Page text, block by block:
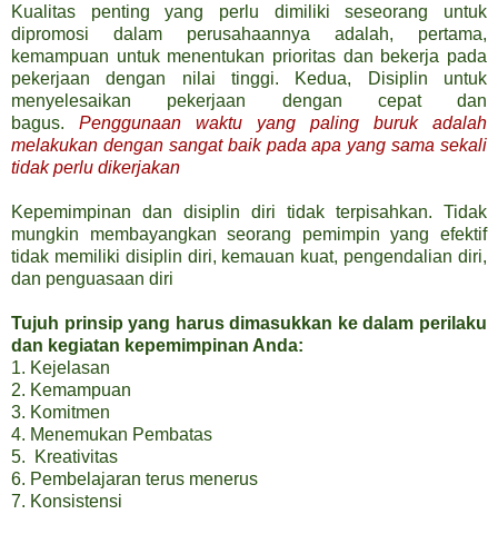
Kualitas penting yang perlu dimiliki seseorang untuk
dipromosi dalam perusahaannya adalah, pertama,
kemampuan untuk menentukan prioritas dan bekerja pada
pekerjaan dengan nilai tinggi. Kedua, Disiplin untuk
menyelesaikan pekerjaan dengan cepat dan
bagus. Penggunaan waktu yang paling buruk adalah
melakukan dengan sangat baik pada apa yang sama sekali
tidak perlu dikerjakan
Kepemimpinan dan disiplin diri tidak terpisahkan. Tidak
mungkin membayangkan seorang pemimpin yang efektif
tidak memiliki disiplin diri, kemauan kuat, pengendalian diri,
dan penguasaan diri
Tujuh prinsip yang harus dimasukkan ke dalam perilaku
dan kegiatan kepemimpinan Anda:
1. Kejelasan
2. Kemampuan
3. Komitmen
4. Menemukan Pembatas
5. Kreativitas
6. Pembelajaran terus menerus
7. Konsistensi